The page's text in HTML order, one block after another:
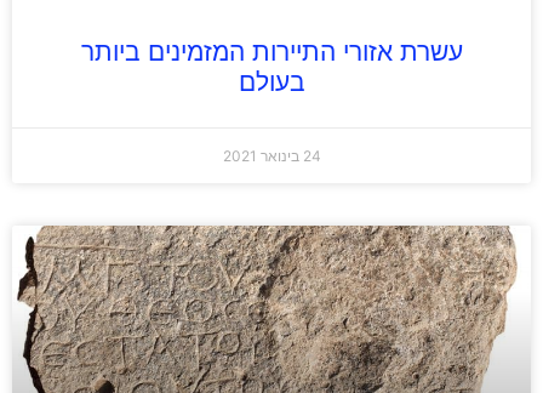
עשרת אזורי התיירות המזמינים ביותר
בעולם
24 בינואר 2021